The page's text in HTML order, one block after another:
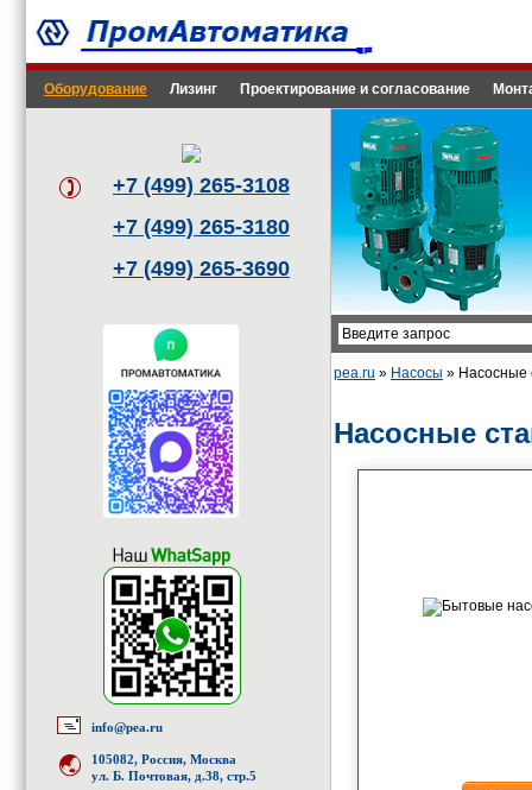
Оборудование Лизинг Проектирование и согласование
+7 (499) 265-3108
+7 (499) 265-3180
+7 (499) 265-3690
info@pea.ru
105082, Россия, Москва
ул. Б. Почтовая, д.38, стр.5
pea.ru » Насосы » Насосные
Насосные